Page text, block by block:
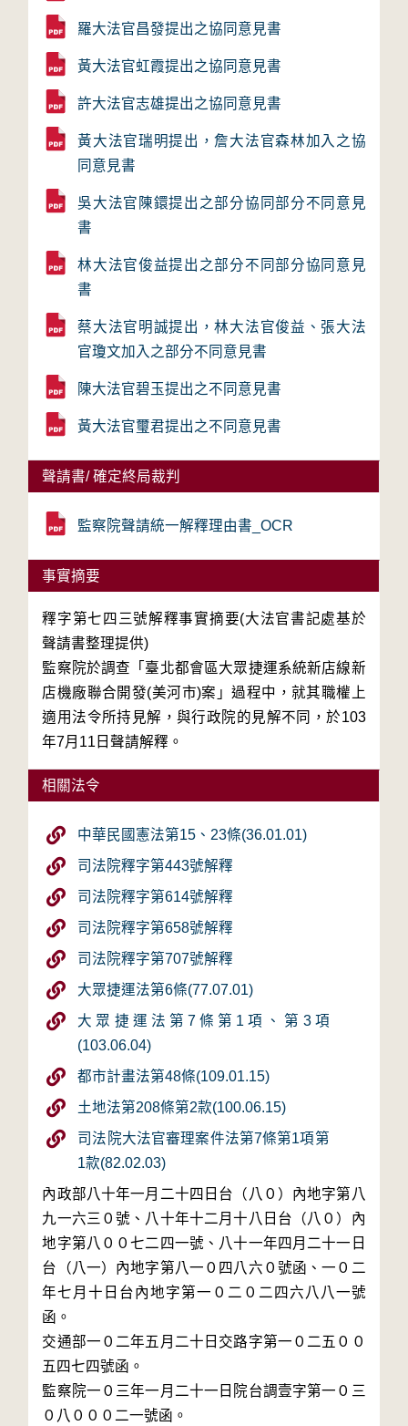
羅大法官昌發提出之協同意見書
黃大法官虹霞提出之協同意見書
許大法官志雄提出之協同意見書
黃大法官瑞明提出，詹大法官森林加入之協
同意見書
吳大法官陳鐶提出之部分協同部分不同意見
書
林大法官俊益提出之部分不同部分協同意見
書
蔡大法官明誠提出，林大法官俊益、張大法
官瓊文加入之部分不同意見書
陳大法官碧玉提出之不同意見書
黃大法官璽君提出之不同意見書
聲請書/ 確定終局裁判
監察院聲請統一解釋理由書_OCR
事實摘要
釋字第七四三號解釋事實摘要(大法官書記處基於
聲請書整理提供)
監察院於調查「臺北都會區大眾捷運系統新店線新
店機廠聯合開發(美河市)案」過程中，就其職權上
適用法令所持見解，與行政院的見解不同，於103
年7月11日聲請解釋。
相關法令
中華民國憲法第15、23條(36.01.01)
司法院釋字第443號解釋
司法院釋字第614號解釋
司法院釋字第658號解釋
司法院釋字第707號解釋
大眾捷運法第6條(77.07.01)
大眾捷運法第7條第1項、第3項
(103.06.04)
都市計畫法第48條(109.01.15)
土地法第208條第2款(100.06.15)
司法院大法官審理案件法第7條第1項第
1款(82.02.03)
內政部八十年一月二十四日台（八０）內地字第八
九一六三０號、八十年十二月十八日台（八０）內
地字第八００七二四一號、八十一年四月二十一日
台（八一）內地字第八一０四八六０號函、一０二
年七月十日台內地字第一０二０二四六八八一號
函。
交通部一０二年五月二十日交路字第一０二五００
五四七四號函。
監察院一０三年一月二十一日院台調壹字第一０三
０八０００二一號函。